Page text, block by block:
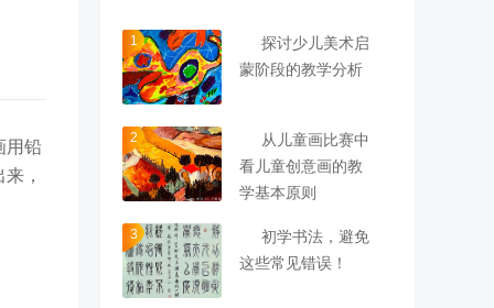
用铅
，
1
探讨少儿美术启
蒙阶段的教学分析
2
从儿童画比赛中
看儿童创意画的教
学基本原则
3
初学书法，避免
这些常见错误！